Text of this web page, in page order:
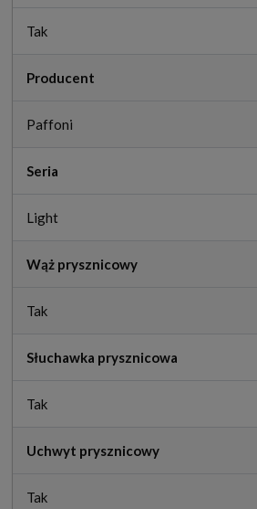
Tak
Producent
Paffoni
Seria
Light
Wąż prysznicowy
Tak
Słuchawka prysznicowa
Tak
Uchwyt prysznicowy
Tak